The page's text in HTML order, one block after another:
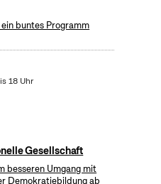
buntes Programm
18 Uhr
Gesellschaft
besseren Umgang mit
Demokratiebildung ab